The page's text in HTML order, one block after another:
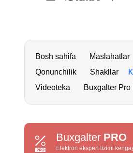
Bosh sahifa Maslahatlar
Qonunchilik
Shakllar
Videoteka Buxgalter Pro
Buxgalter PRO
Elektron ekspert tizimi